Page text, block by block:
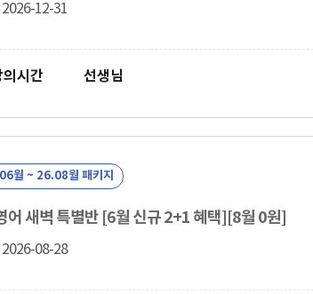
12-31
의시간 선생님
월 ~ 26.08월 패키지
어 새벽 특별반 [6월 신규 2+1 혜택][8월 0원]
08-28